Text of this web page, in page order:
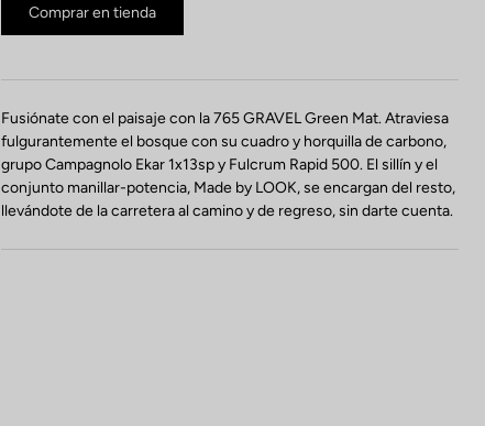
Comprar en tienda
Fusiónate con el paisaje con la 765 GRAVEL Green Mat. Atraviesa
fulgurantemente el bosque con su cuadro y horquilla de carbono,
grupo Campagnolo Ekar 1x13sp y Fulcrum Rapid 500. El sillín y el
conjunto manillar-potencia, Made by LOOK, se encargan del resto,
llevándote de la carretera al camino y de regreso, sin darte cuenta.